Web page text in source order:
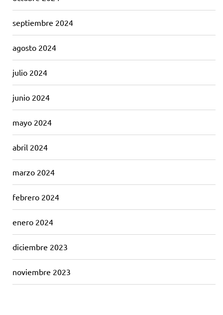
septiembre 2024
agosto 2024
julio 2024
junio 2024
mayo 2024
abril 2024
marzo 2024
febrero 2024
enero 2024
diciembre 2023
noviembre 2023